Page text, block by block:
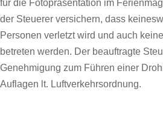
für die Fotopräsentation im
der Steuerer versichern, dass
Personen verletzt wird und auch
betreten werden. Der beauftragte
Genehmigung zum Führen einer
Auflagen lt. Luftverkehrsordnung.